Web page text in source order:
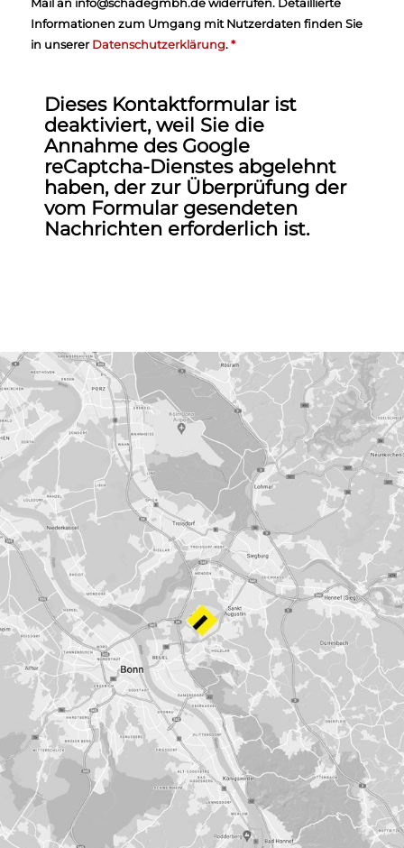
Mail an info@schadegmbh.de widerrufen. Detaillierte
Informationen zum Umgang mit Nutzerdaten finden Sie
in unserer Datenschutzerklärung. *
Dieses Kontaktformular ist
deaktiviert, weil Sie die
Annahme des Google
reCaptcha-Dienstes abgelehnt
haben, der zur Überprüfung der
vom Formular gesendeten
Nachrichten erforderlich ist.